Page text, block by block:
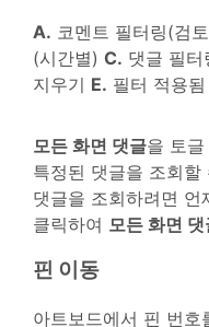
A. 코멘트 필터링(검
(시간별) C. 댓글 필터
지우기 E. 필터 적용됨
모든 화면 댓글을 토
특정된 댓글을 조회할
댓글을 조회하려면
클릭하여 모든 화면 댓
핀 이동
아트보드에서 핀 번